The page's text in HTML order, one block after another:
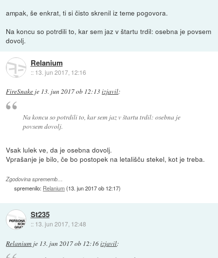
ampak, še enkrat, ti si čisto skrenil iz teme pogovora.
Na koncu so potrdili to, kar sem jaz v štartu trdil: osebna je povsem
dovolj.
Relanium
:: 13. jun 2017, 12:16
FireSnake je 13. jun 2017 ob 12:13izjavil:
Na koncu so potrdili to, kar sem jaz v štartu trdil: osebna je
povsem dovolj.
Vsak lulek ve, da je osebna dovolj.
Vprašanje je bilo, če bo postopek na letališču stekel, kot je treba.
Zgodovina sprememb…
spremenilo: Relanium(13. jun 2017 ob 12:17)
St235
:: 13. jun 2017, 12:48
Relanium je 13. jun 2017 ob 12:16izjavil: